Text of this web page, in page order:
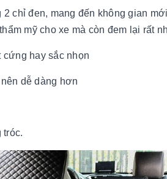
chỉ đen, mang đến không gian
mỹ cho xe mà còn đem lại rất
hay sắc nhọn
dễ dàng hơn
tróc.